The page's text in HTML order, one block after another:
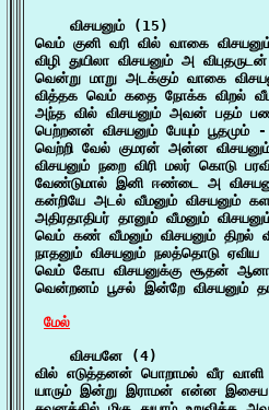
    விசயனும் (15)
வெம் குனி வரி வில் வாகை
விழி துயிலா விசயனும் அ
வென்று மாறு அடக்கும் வாகை
வித்தக வெம் கதை நோக்க விறல்
அந்த வில் விசயனும் அவன் பதம்
பெற்றனன் விசயனும் பேயும் பூதமும்
வெற்றி வேல் குமரன் அன்ன
விசயனும் நறை விரி மலர் கொடு
வேண்டுமால் இனி ஈண்டை அ
கன்றியே அடல் வீமனும் விசயனும்
அதிரதாதிபர் தானும் வீமனும்
வெம் கண் வீமனும் விசயனும் திறல்
நாதனும் விசயனும் நலத்தொடு ஏவிய
வெம் கோப விசயனுக்கு சூதன்
வென்றனம் பூசல் இன்றே விசயனும்
மேல்
    விசயனே (4)
வில் எடுத்தனன் பொறாமல் வீர
யாரும் இன்று இராமன் என்ன இசைய